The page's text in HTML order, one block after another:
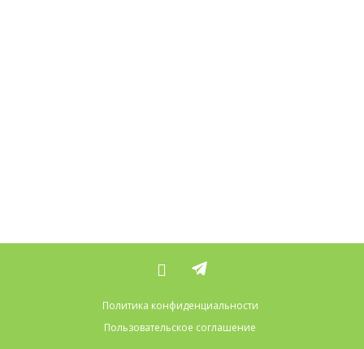
Политика конфиденциальности
Пользовательское соглашение